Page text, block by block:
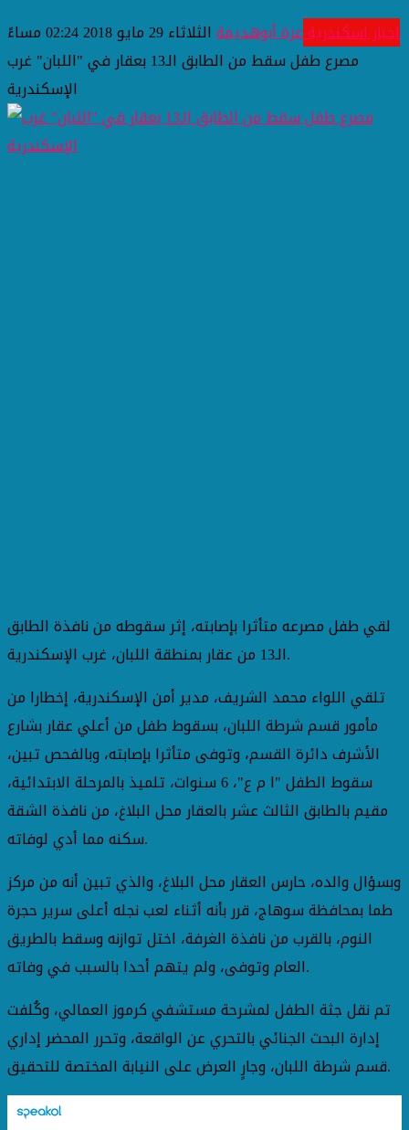
اخبار اسكندريةعزة أبوهديمة الثلاثاء 29 مايو 2018 02:24 مساءً
مصرع طفل سقط من الطابق الـ13 بعقار في "اللبان" غرب
الإسكندرية
لقي طفل مصرعه متأثرا بإصابته، إثر سقوطه من نافذة الطابق
الـ13 من عقار بمنطقة اللبان، غرب الإسكندرية.
تلقي اللواء محمد الشريف، مدير أمن الإسكندرية، إخطارا من
مأمور قسم شرطة اللبان، بسقوط طفل من أعلي عقار بشارع
الأشرف دائرة القسم، وتوفى متأثرا بإصابته، وبالفحص تبين،
سقوط الطفل "ا م ع"، 6 سنوات، تلميذ بالمرحلة الابتدائية،
مقيم بالطابق الثالث عشر بالعقار محل البلاغ، من نافذة الشقة
سكنه مما أدي لوفاته.
وبسؤال والده، حارس العقار محل البلاغ، والذي تبين أنه من مركز
طما بمحافظة سوهاج، قرر بأنه أثناء لعب نجله أعلى سرير حجرة
النوم، بالقرب من نافذة الغرفة، اختل توازنه وسقط بالطريق
العام وتوفى، ولم يتهم أحدا بالسبب في وفاته.
تم نقل جثة الطفل لمشرحة مستشفي كرموز العمالي، وكُلفت
إدارة البحث الجنائي بالتحري عن الواقعة، وتحرر المحضر إداري
قسم شرطة اللبان، وجارٍ العرض على النيابة المختصة للتحقيق.